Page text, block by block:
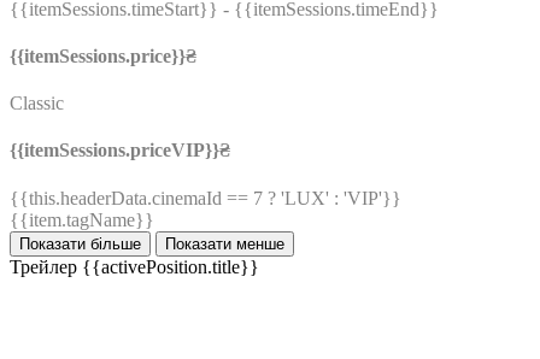
{{itemSessions.timeStart}} - {{itemSessions.timeEnd}}
{{itemSessions.price}}₴
Classic
{{itemSessions.priceVIP}}₴
{{this.headerData.cinemaId == 7 ? 'LUX' : 'VIP'}}
{{item.tagName}}
Показати більше Показати менше
Трейлер {{activePosition.title}}